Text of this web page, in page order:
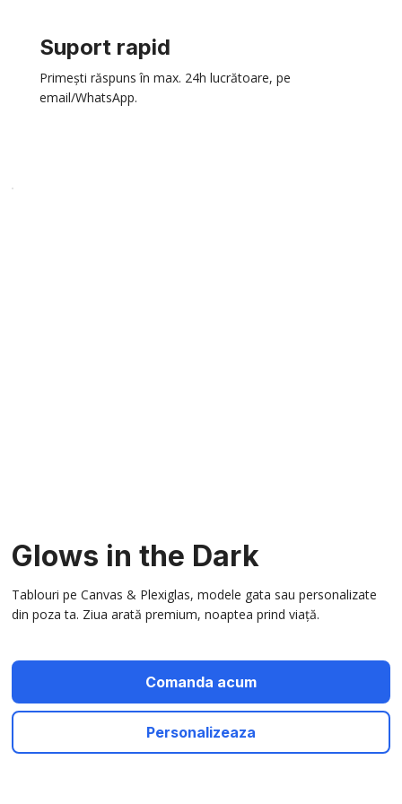
Suport rapid
Primești răspuns în max. 24h lucrătoare, pe
email/WhatsApp.
Glows in the Dark
Tablouri pe Canvas & Plexiglas, modele gata sau personalizate
din poza ta. Ziua arată premium, noaptea prind viață.
Comanda acum
Personalizeaza